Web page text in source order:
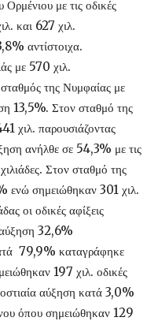
με τις οδικές
και 627 χιλ.
αντίστοιχα.
με 570 χιλ.
της Νυμφαίας με
13,5%. Στον σταθμό της
χιλ. παρουσιάζοντας
ανήλθε σε 54,3% με τις
Στον σταθμό της
ενώ σημειώθηκαν 301 χιλ.
οι οδικές αφίξεις
αύξηση 32,6%
79,9% καταγράφηκε
197 χιλ. οδικές
αύξηση κατά 3,0%
όπου σημειώθηκαν 129